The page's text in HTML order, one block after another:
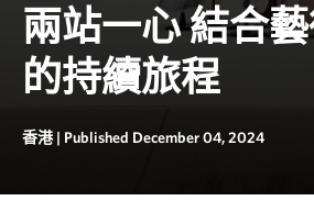
兩站一心 結合
的持續旅程
香港 | Published December 04, 2024